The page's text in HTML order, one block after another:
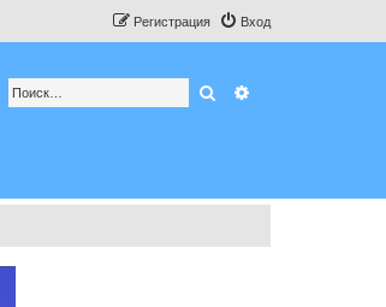
Вход
Регистрация
Поиск